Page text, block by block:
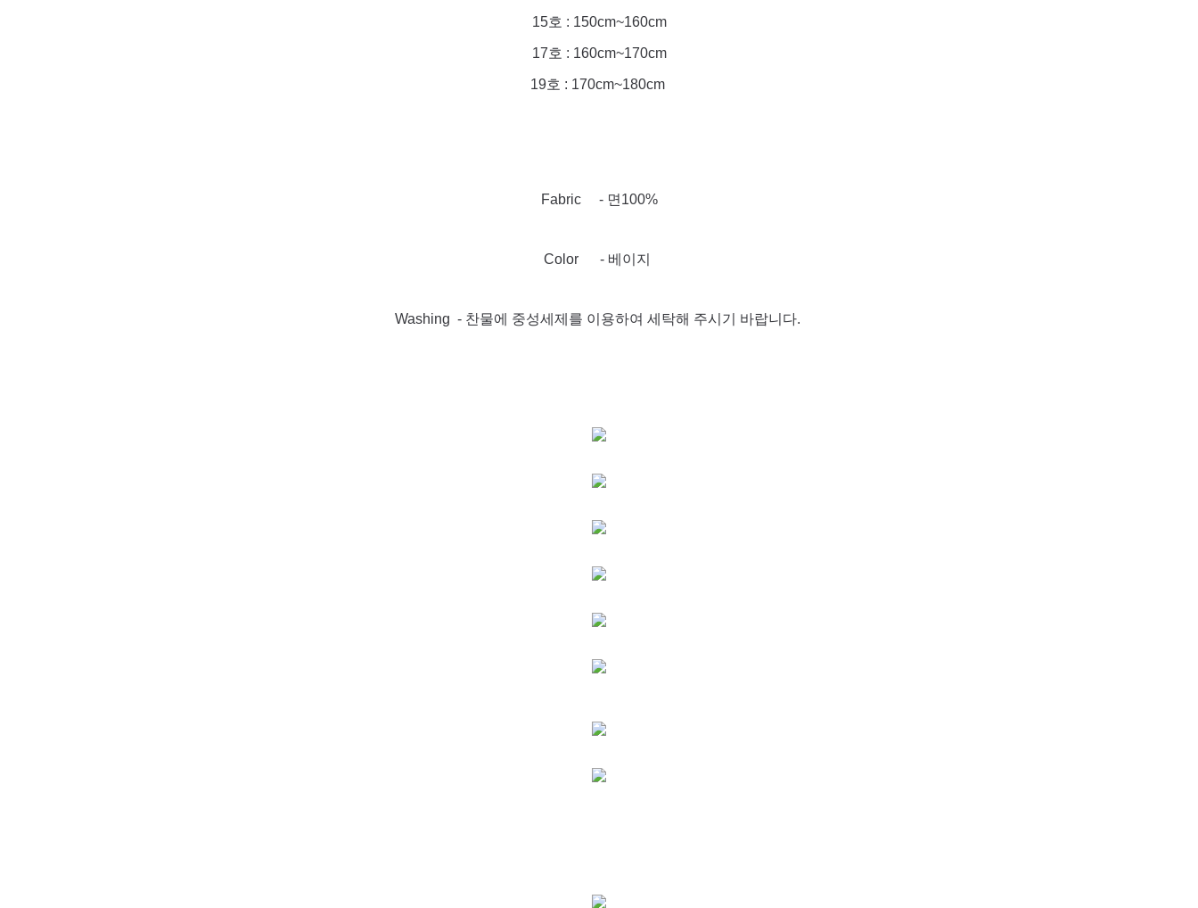
15호 : 150cm~160cm
17호 : 160cm~170cm
19호 : 170cm~180cm
Fabric - 면100%
Color - 베이지
Washing - 찬물에 중성세제를 이용하여 세탁해 주시기 바랍니다.